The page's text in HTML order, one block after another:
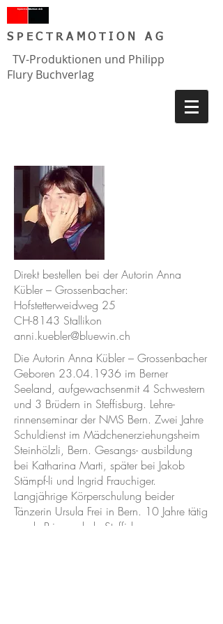
SPECTRAMOTION AG
TV-Produktionen und Philipp
Flury Buchverlag
Die Autorin Anna Kübler – Grossenbacher
Geboren 23.04.1936 im Berner
Seeland, aufgewachsenmit 4 Schwestern
und 3 Brüdern in Steffisburg. Lehre-
rinnenseminar der NMS Bern. Zwei Jahre
Schuldienst im Mädchenerziehungsheim
Steinhölzli, Bern. Gesangs- ausbildung
bei Katharina Marti, später bei Jakob
Stämpf-li und Ingrid Frauchiger.
Langjährige Körperschulung beider
Tänzerin Ursula Frei in Bern. 10 Jahre tätig
an derPrimarschule Steffisburg.
Direkt bestellen bei der Autorin Anna
Kübler – Grossenbacher:
Hofstetterweidweg 25
CH-8143 Stallikon
anni.kuebler@bluewin.ch